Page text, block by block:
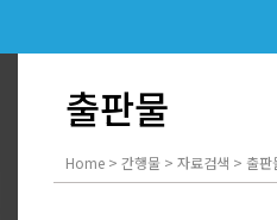
출판물
Home > 간행물 > 자료검색 > 출판